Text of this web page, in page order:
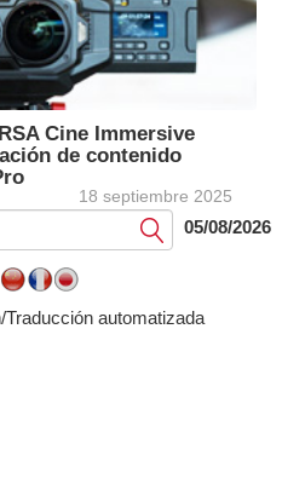
Cine Immersive
de contenido
18 septiembre 2025
Submit05/08/2026
automatizada